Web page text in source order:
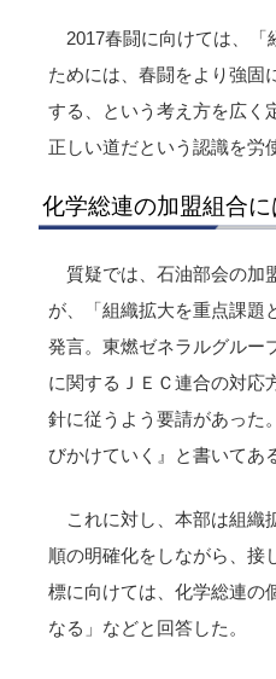
2017春闘に向けては、
ためには、春闘をより強固
する、という考え方を広く
正しい道だという認識を労
化学総連の加盟組合
質疑では、石油部会の加
が、「組織拡大を重点課題
発言。東燃ゼネラルグルー
に関するＪＥＣ連合の対応
針に従うよう要請があった
びかけていく』と書いてあ
これに対し、本部は組織
順の明確化をしながら、接
標に向けては、化学総連の
なる」などと回答した。